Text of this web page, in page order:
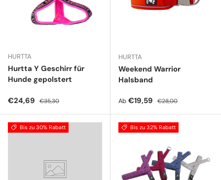
HURTTA
Hurtta Y Geschirr für
Hunde gepolstert
Verkaufspreis
€24,69 Normaler Preis
€35,30
HURTTA
Weekend Warrior
Halsband
Verkaufspreis
Ab €19,59 Normaler Preis
€28,00
Bis zu 30% Rabatt Bis zu 32% Rabatt